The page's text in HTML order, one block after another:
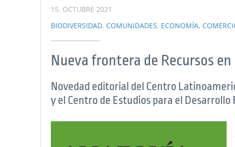
15. OCTUBRE 2021
BIODIVERSIDAD, COMUNIDADES, ECONOMÍA,
Nueva frontera de Recursos en
Novedad editorial del Centro
y el Centro de Estudios para el Desarrollo